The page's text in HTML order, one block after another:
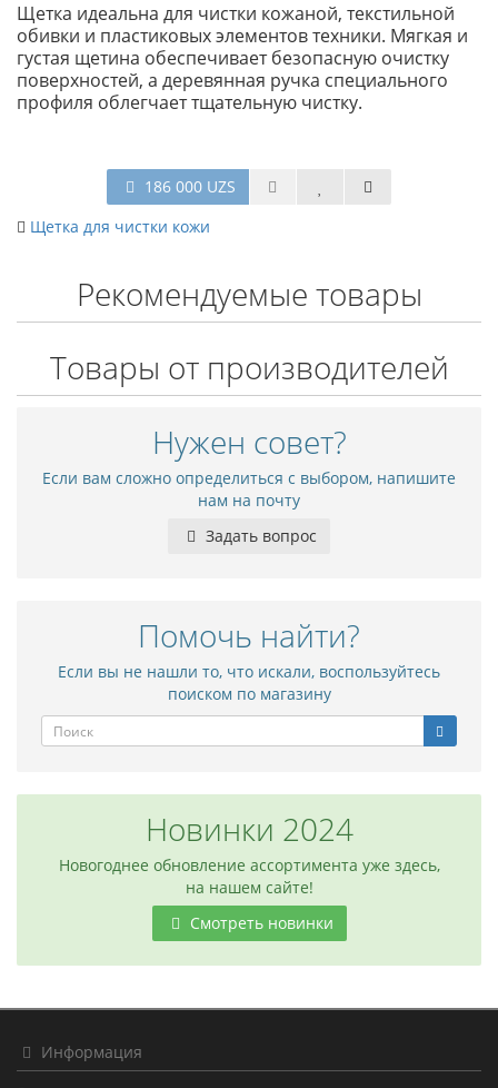
Щетка идеальна для чистки кожаной, текстильной
обивки и пластиковых элементов техники. Мягкая и
густая щетина обеспечивает безопасную очистку
поверхностей, а деревянная ручка специального
профиля облегчает тщательную чистку.
186 000 UZS
Щетка для чистки кожи
Рекомендуемые товары
Товары от производителей
Нужен совет?
Если вам сложно определиться с выбором, напишите
нам на почту
Задать вопрос
Помочь найти?
Если вы не нашли то, что искали, воспользуйтесь
поиском по магазину
Новинки 2024
Новогоднее обновление ассортимента уже здесь,
на нашем сайте!
Смотреть новинки
Информация